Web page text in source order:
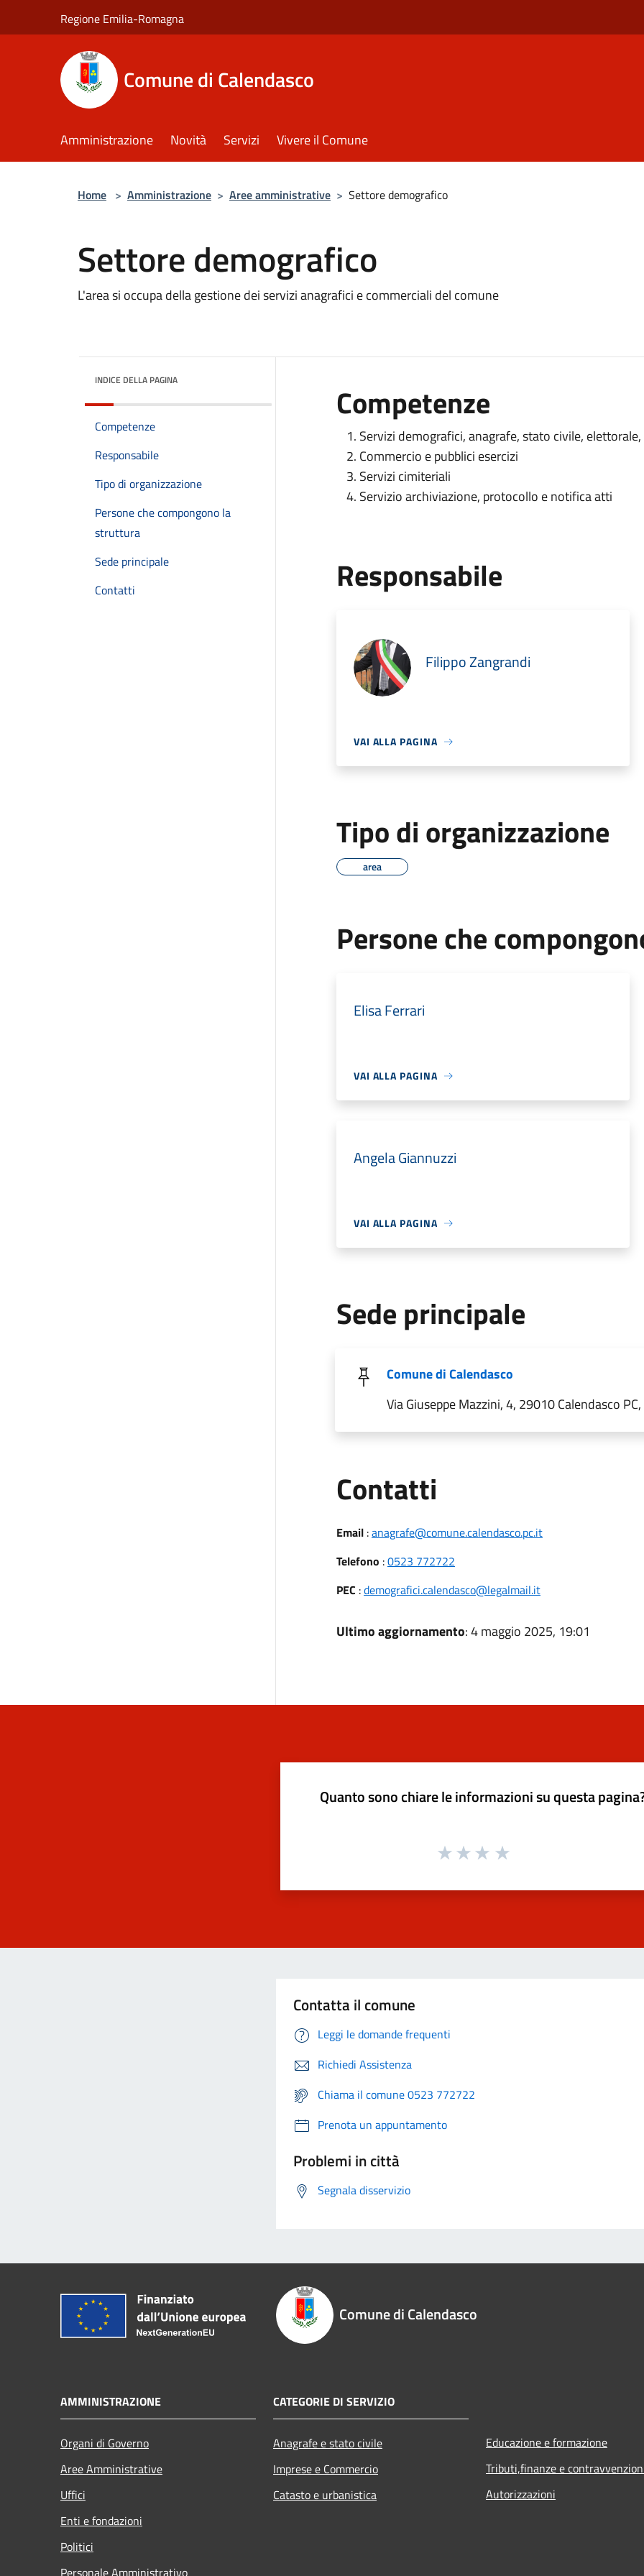
Regione Emilia-Romagna
Comune di Calendasco
Amministrazione Novità Servizi Vivere il Comune
Home > Amministrazione > Aree amministrative > Settore demografico
Settore demografico
L'area si occupa della gestione dei servizi anagrafici e commerciali del comune
INDICE DELLA PAGINA
Competenze
Responsabile
Tipo di organizzazione
Persone che compongono la
struttura
Sede principale
Contatti
Competenze
Servizi demografici, anagrafe, stato civile,
Commercio e pubblici esercizi
Servizi cimiteriali
Servizio archiviazione, protocollo e notifica atti
Responsabile
Filippo Zangrandi
VAI ALLA PAGINA
Tipo di organizzazione
area
Persone che
Elisa Ferrari
VAI ALLA PAGINA
Angela Giannuzzi
VAI ALLA PAGINA
Sede principale
Comune di Calendasco
Via Giuseppe Mazzini, 4, 29010 Calendasco
Contatti
Email:anagrafe@comune.calendasco.pc.it
Telefono :0523 772722
PEC :demografici.calendasco@legalmail.it
Ultimo aggiornamento: 4 maggio 2025, 19:01
Quanto sono chiare le informazioni su questa
Contatta il comune
Leggi le domande frequenti
Richiedi Assistenza
Chiama il comune 0523 772722
Prenota un appuntamento
Problemi in città
Segnala disservizio
Comune di Calendasco
AMMINISTRAZIONE
Organi di Governo
Aree Amministrative
Uffici
Enti e fondazioni
Politici
Personale Amministrativo
CATEGORIE DI SERVIZIO
Anagrafe e stato civile
Imprese e Commercio
Catasto e urbanistica
Educazione e formazione
Tributi,finanze e
Autorizzazioni